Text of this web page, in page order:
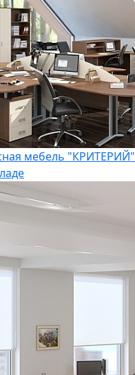
мебель "КРИТЕРИЙ"